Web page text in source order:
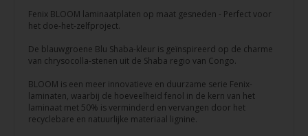
Fenix BLOOM laminaatplaten op maat gesneden - Perfect voor
het doe-het-zelfproject.
De blauwgroene Blu Shaba-kleur is geïnspireerd op de charme
van chrysocolla-stenen uit de Shaba regio van Congo.
BLOOM is een meer innovatieve en duurzame serie Fenix-
laminaten, waarbij de hoeveelheid fenol in de kern van het
laminaat met 50% is verminderd en vervangen door het
recyclebare en natuurlijke materiaal lignine.